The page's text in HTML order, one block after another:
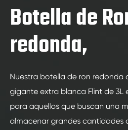
Botella de
redonda,
Nuestra botella de ron redonda
gigante extra blanca Flint de 3L
para aquellos que buscan una
almacenar grandes cantidades